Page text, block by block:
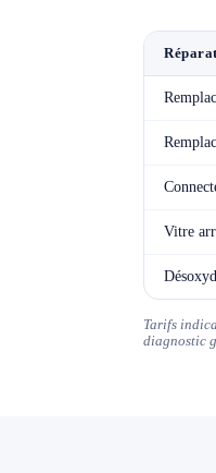
Vitre
Tarifs
diagnostic